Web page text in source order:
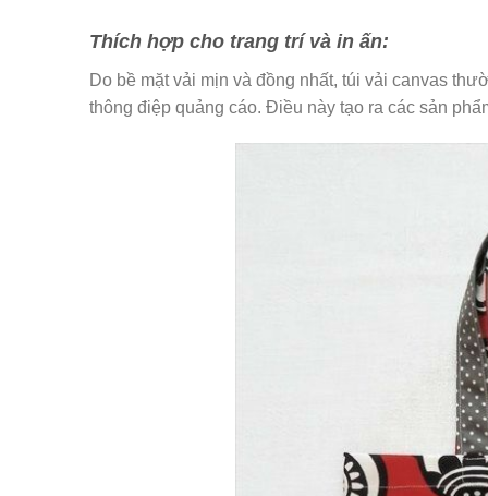
Thích hợp cho trang trí và in ấn:
Do bề mặt vải mịn và đồng nhất, túi vải canvas
thông điệp quảng cáo. Điều này tạo ra các sản